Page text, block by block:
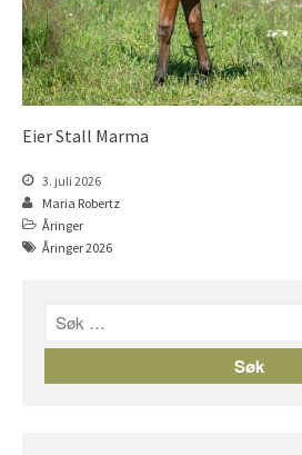
Føll
Føll
Føll
Eier Stall Marma
3. juli 2026
Maria Robertz
Åringer
Åringer 2026